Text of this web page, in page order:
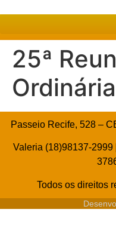
25ª
Ordinária
Passeio Recife, 528 –
Valeria (18)98137-
Todos os direitos